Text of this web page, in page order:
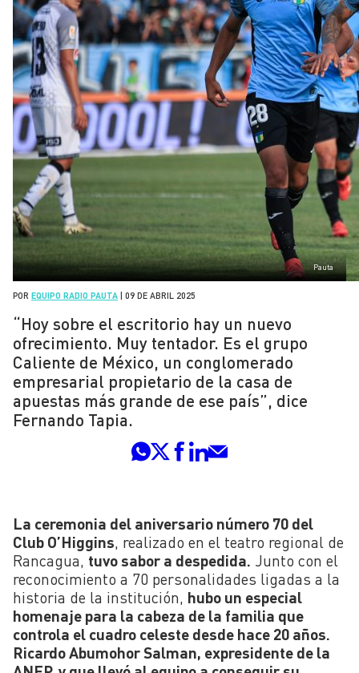
Pauta
POR EQUIPO RADIO PAUTA 09 DE ABRIL 2025
“Hoy sobre el escritorio hay un nuevo
ofrecimiento. Muy tentador. Es el grupo
Caliente de México, un conglomerado
empresarial propietario de la casa de
apuestas más grande de ese país”, dice
Fernando Tapia.
La ceremonia del aniversario número 70 del
Club O’Higgins , realizado en el teatro regional de
Rancagua, tuvo sabor a despedida. Junto con el
reconocimiento a 70 personalidades ligadas a la
historia de la institución, hubo un especial
homenaje para la cabeza de la familia que
controla el cuadro celeste desde hace 20 años.
Ricardo Abumohor Salman, expresidente de la